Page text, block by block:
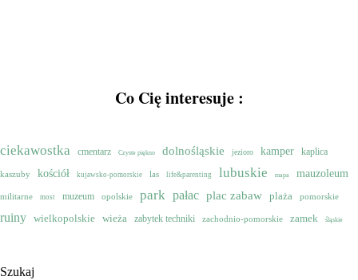
Co Cię interesuje :
ciekawostka cmentarz Czyste piękno dolnośląskie jezioro kamper kaplica
kaszuby kościół kujawsko-pomorskie las life&parenting lubuskie mapa mauzoleum
militarne most muzeum opolskie park pałac plac zabaw plaża pomorskie
ruiny wielkopolskie wieża zabytek techniki zachodnio-pomorskie zamek śląskie
Szukaj